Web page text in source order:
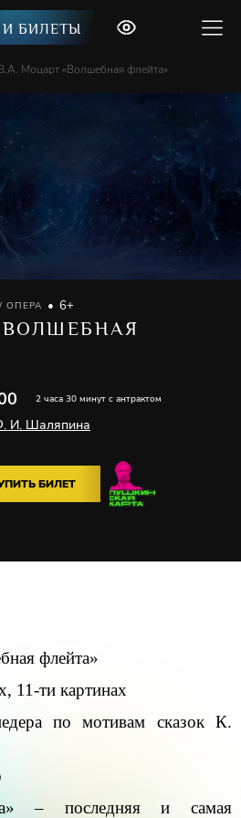
БИЛЕТЫ
Моцарт «Волшебная флейта»
ОПЕРА 6+
2 часа 30 минут с антрактом
И. Шаляпина
БИЛЕТ
флейта»
11-ти картинах
по мотивам сказок К.
– последняя и самая